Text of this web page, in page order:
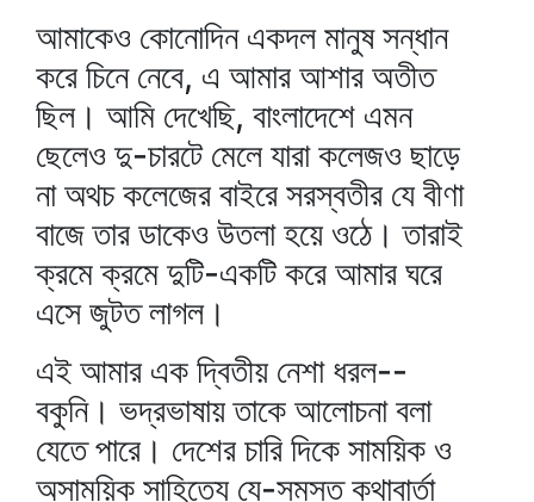
আমাকেও কোনোদিন একদল মানুষ সন্ধান
করে চিনে নেবে, এ আমার আশার অতীত
ছিল। আমি দেখেছি, বাংলাদেশে এমন
ছেলেও দু-চারটে মেলে যারা কলেজও ছাড়ে
না অথচ কলেজের বাইরে সরস্বতীর যে বীণা
বাজে তার ডাকেও উতলা হয়ে ওঠে। তারাই
ক্রমে ক্রমে দুটি-একটি করে আমার ঘরে
এসে জুটত লাগল।
এই আমার এক দ্বিতীয় নেশা ধরল--
বকুনি। ভদ্রভাষায় তাকে আলোচনা বলা
যেতে পারে। দেশের চারি দিকে সাময়িক ও
অসাময়িক সাহিত্যে যে-সমস্ত কথাবার্তা